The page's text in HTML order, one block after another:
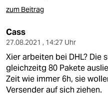
zum Beitrag
Cass
27.08.2021 , 14:27 Uhr
Xier arbeiten bei DHL? Die
gleichzeitg 80 Pakete
Zeit wie immer 6h, sie
Versender auf sich ziehen.